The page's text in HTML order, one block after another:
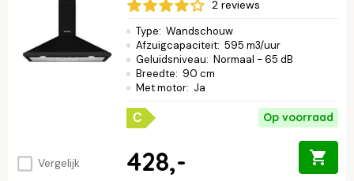
Vergelijk
2 reviews
Type: Wandschouw
Afzuigcapaciteit: 595 m3/uur
Geluidsniveau: Normaal - 65 dB
Breedte: 90 cm
Met motor: Ja
C Op voorraad
428,-